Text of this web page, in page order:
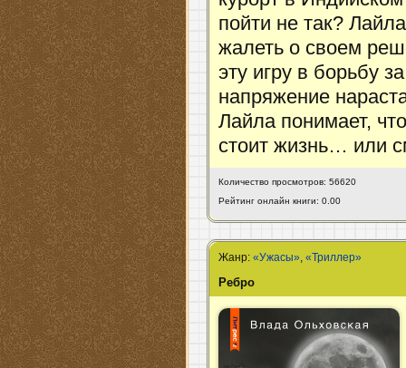
пойти не так?
жалеть о своем
эту игру в борьбу
напряжение
Лайла понимает,
стоит жизнь… или
Количество просмотров: 56620
Рейтинг онлайн книги: 0.00
Жанр:«Ужасы»,«Триллер»
Ребро